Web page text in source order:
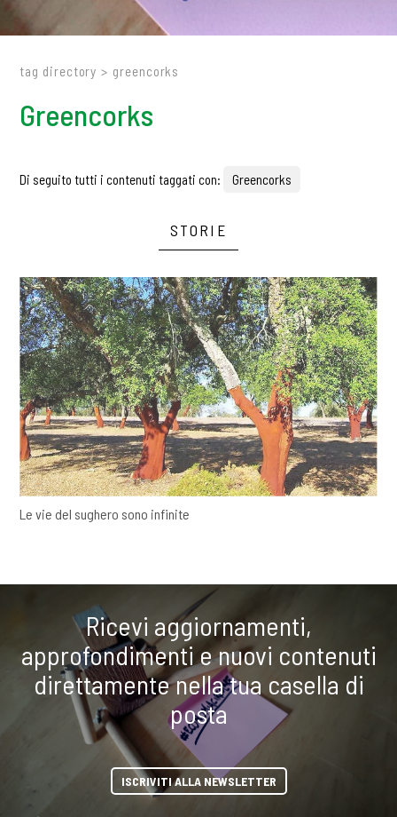
tag directory > greencorks
Greencorks
Di seguito tutti i contenuti taggati con: Greencorks
STORIE
Le vie del sughero sono infinite
Ricevi aggiornamenti,
approfondimenti e nuovi contenuti
direttamente nella tua casella di
posta
ISCRIVITI ALLA NEWSLETTER